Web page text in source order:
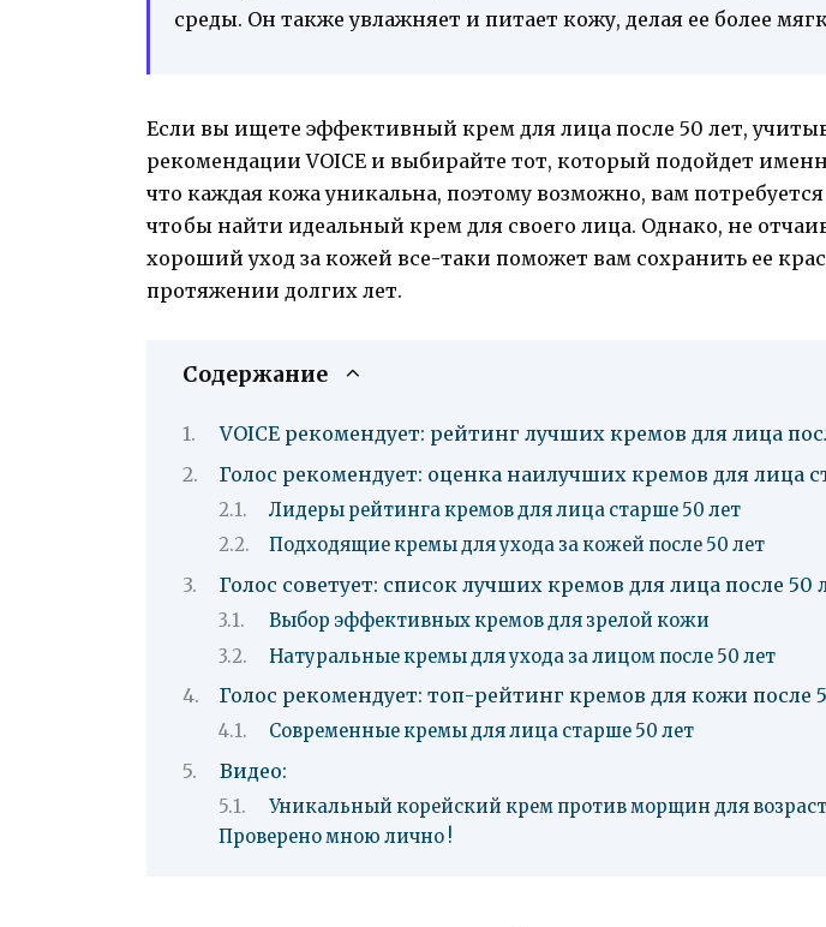
среды. Он также увлажняет и питает кожу, делая ее более
Если вы ищете эффективный крем для лица после 50 лет,
рекомендации VOICE и выбирайте тот, который подойдет
что каждая кожа уникальна, поэтому возможно, вам
чтобы найти идеальный крем для своего лица. Однако, не
хороший уход за кожей все-таки поможет вам сохранить ее
протяжении долгих лет.
Содержание
VOICE рекомендует: рейтинг лучших кремов для лица
Голос рекомендует: оценка наилучших кремов для лица
Лидеры рейтинга кремов для лица старше 50 лет
Подходящие кремы для ухода за кожей после 50 лет
Голос советует: список лучших кремов для лица после 50
Выбор эффективных кремов для зрелой кожи
Натуральные кремы для ухода за лицом после 50 лет
Голос рекомендует: топ-рейтинг кремов для кожи после
Современные кремы для лица старше 50 лет
Видео:
Уникальный корейский крем против морщин для
Проверено мною лично !